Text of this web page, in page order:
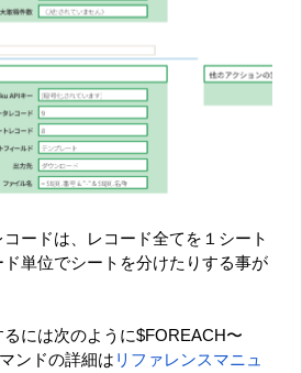
ードは、レコード全てを１シート
単位でシートを分けたりする事が
には次のように$FOREACH〜
ンドの詳細は リファレンスマニュ